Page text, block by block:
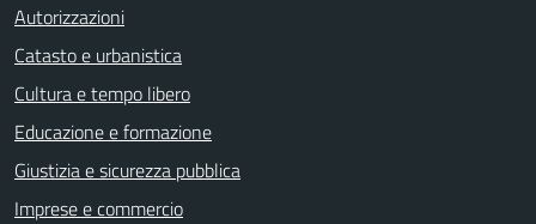
Autorizzazioni
Catasto e urbanistica
Cultura e tempo libero
Educazione e formazione
Giustizia e sicurezza pubblica
Imprese e commercio